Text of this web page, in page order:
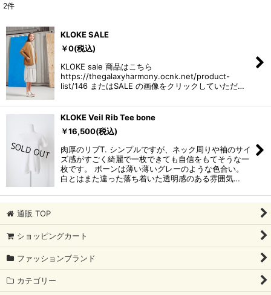
表示数
並び順
絞り込む
2件
KLOKE SALE
￥0(税込)
KLOKE sale 商品はこちら
https://thegalaxyharmony.ocnk.net/product-
list/146 またはSALE の画像をクリックしていただ…
KLOKE Veil Rib Tee bone
￥16,500(税込)
肉厚のリブT. シンプルですが、ネック周りや袖のサイ
ズ感がすごく綺麗で一枚できても自信をもてそうな一
枚です。 ボーンは薄い薄いグレーのような色合い。
白とはまた違った落ち着いた透明感のある雰囲気…
通販 TOP
ショッピングカート
ファッションブランド
カテゴリー